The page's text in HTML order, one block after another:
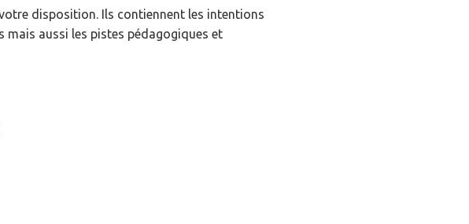
disposition. Ils contiennent les intentions
aussi les pistes pédagogiques et